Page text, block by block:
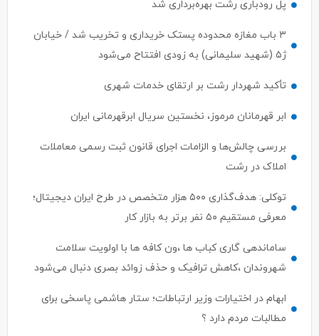
پل رودباری رشت بهره‌برداری شد
۳ باب مغازه محدوده پستک خریداری و تخریب شد / خیابان
ژ۵ (شهید سلیمانی) به زودی افتتاح می‌شود
تأکید شهردار رشت بر ارتقای خدمات شهری
ابر قهرمانان مرموز، نخستین سریال ابرقهرمانی ایران
بررسی چالش‌ها و الزامات اجرای قانون ثبت رسمی معاملات
املاک در رشت
توکلی: هدف‌گذاری ۵۰۰ هزار متخصص در طرح ایران دیجیتال؛
معرفی مستقیم ۵۰ نفر برتر به بازار کار
ساماندهی گاری کباب ها ،ون کافه ها با اولویت سلامت
شهروندان ،کاهش ترافیک و حذف زوائد بصری دنبال می‌شود
ابهام در اختیارات وزیر ارتباطات؛ ستار هاشمی پاسخی برای
مطالبات مردم دارد ؟